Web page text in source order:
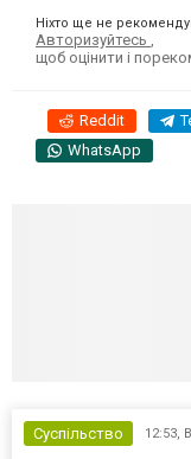
Ніхто ще не
Авторизуйтесь ,
щоб оцінити і
Reddit
WhatsApp
Суспільство 12:53,